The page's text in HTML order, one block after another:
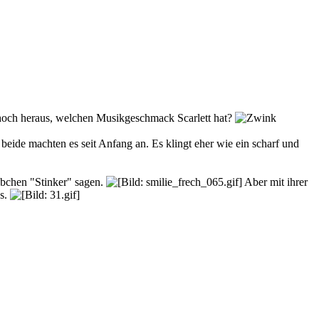
heraus, welchen Musikgeschmack Scarlett hat?
machten es seit Anfang an. Es klingt eher wie ein scharf und
"Stinker" sagen.
Aber mit ihrer